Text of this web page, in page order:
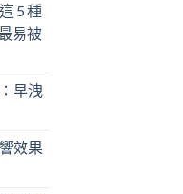
5 種
易被
早洩
效果